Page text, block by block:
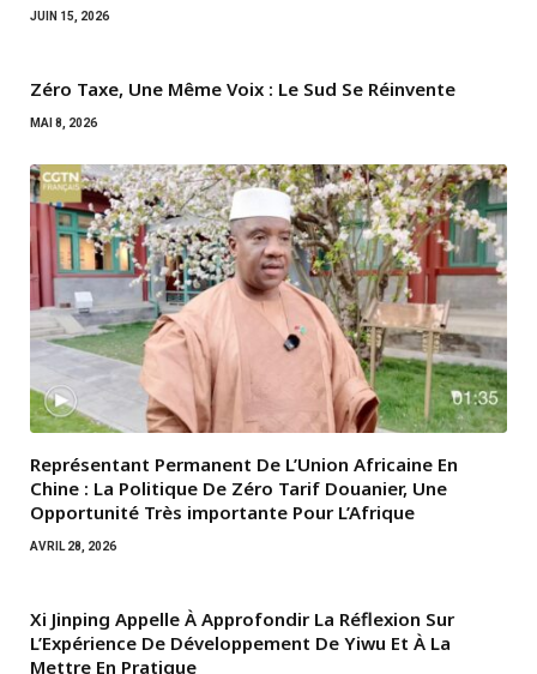
JUIN 15, 2026
Zéro Taxe, Une Même Voix : Le Sud Se Réinvente
MAI 8, 2026
Représentant Permanent De L’Union Africaine En
Chine : La Politique De Zéro Tarif Douanier, Une
Opportunité Très importante Pour L’Afrique
AVRIL 28, 2026
Xi Jinping Appelle À Approfondir La Réflexion Sur
L’Expérience De Développement De Yiwu Et À La
Mettre En Pratique